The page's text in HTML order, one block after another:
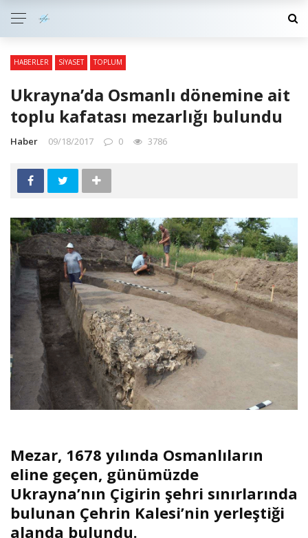
HABERLER SIYASET TOPLUM
Ukrayna’da Osmanlı dönemine ait
toplu kafatası mezarlığı bulundu
Haber 09/18/2017 0 3786
Mezar, 1678 yılında Osmanlıların
eline geçen, günümüzde
Ukrayna’nın Çigirin şehri sınırlarında
bulunan Çehrin Kalesi’nin yerleştiği
alanda bulundu.